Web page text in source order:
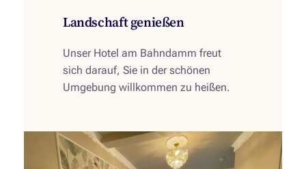
Landschaft genießen
Unser Hotel am Bahndamm freut
sich darauf, Sie in der schönen
Umgebung willkommen zu heißen.